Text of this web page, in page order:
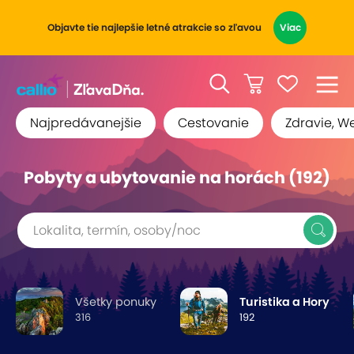
Objavte tie najlepšie letné atrakcie so zľavou Viac
Najpredávanejšie Cestovanie Zdravie,
Pobyty a ubytovanie na horách (192)
Lokalita, termín, osoby/noc
316
Všetky ponuky
192
Turistika a Hory